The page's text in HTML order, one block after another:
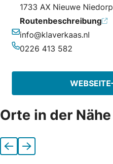
1733 AX Nieuwe Niedorp
Routenbeschreibung
E-Mail-Adresse
info@klaverkaas.nl
0226 413 582
WEBSEITE
Orte in der Nähe
VorherigeNächste